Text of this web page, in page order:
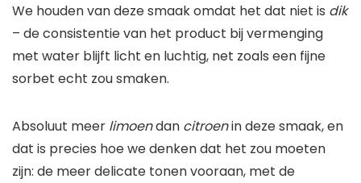
We houden van deze smaak omdat het dat niet is dik
– de consistentie van het product bij vermenging
met water blijft licht en luchtig, net zoals een fijne
sorbet echt zou smaken.
Absoluut meer limoendan citroenin deze smaak, en
dat is precies hoe we denken dat het zou moeten
zijn: de meer delicate tonen vooraan, met de